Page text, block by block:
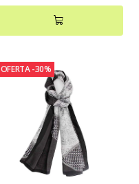
OFERTA -30%